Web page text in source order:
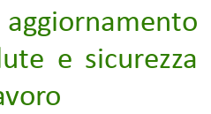
e sicurezza